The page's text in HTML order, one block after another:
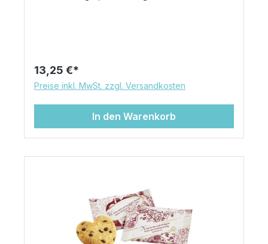
zu einer Tasse Tee oder Kaffee- Portioniert
und hygienisch verpackt. 200 Portionen zu
je 5g im praktischen Spenderkarton
Regulärer Preis:
13,25 €
Preise inkl. MwSt. zzgl. Versandkosten
In den Warenkorb